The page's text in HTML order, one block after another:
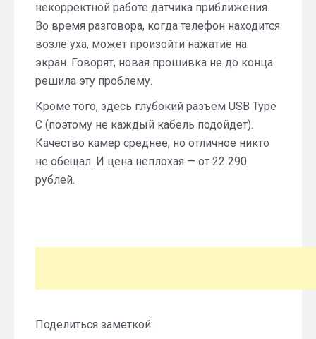
некорректной работе датчика приближения.
Во время разговора, когда телефон находится
возле уха, может произойти нажатие на
экран. Говорят, новая прошивка не до конца
решила эту проблему.
Кроме того, здесь глубокий разъем USB Type
C (поэтому не каждый кабель подойдет).
Качество камер среднее, но отличное никто
не обещал. И цена неплохая — от 22 290
рублей.
Поделиться заметкой: